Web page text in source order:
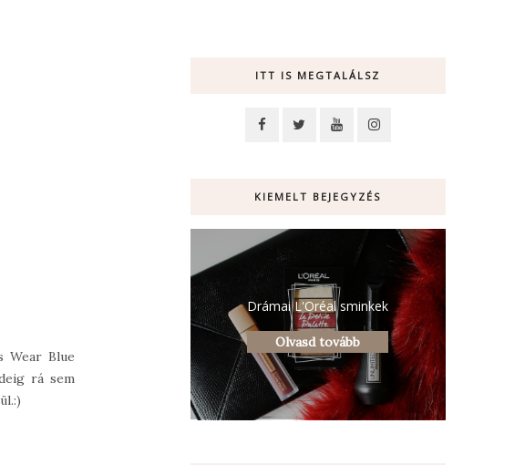
Wear Blue
rá sem
ITT IS MEGTALÁLSZ
KIEMELT BEJEGYZÉS
Drámai L'Oréal sminkek
Olvasd tovább